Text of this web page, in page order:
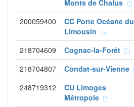
Monts de Chalus
200059400
CC Porte Océane du
Limousin
218704609 Cognac-la-Forêt
218704807 Condat-sur-Vienne
248719312
CU Limoges
Métropole